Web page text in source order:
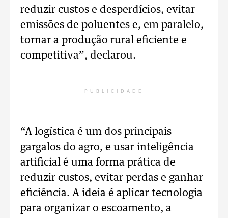
reduzir custos e desperdícios, evitar
emissões de poluentes e, em paralelo,
tornar a produção rural eficiente e
competitiva”, declarou.
PUBLICIDADE
“A logística é um dos principais
gargalos do agro, e usar inteligência
artificial é uma forma prática de
reduzir custos, evitar perdas e ganhar
eficiência. A ideia é aplicar tecnologia
para organizar o escoamento, a